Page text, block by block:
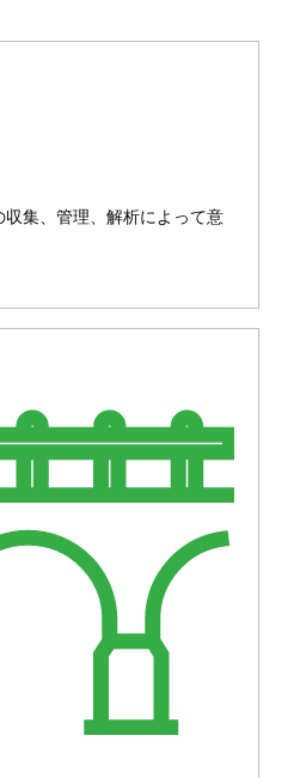
集、管理、解析によって意